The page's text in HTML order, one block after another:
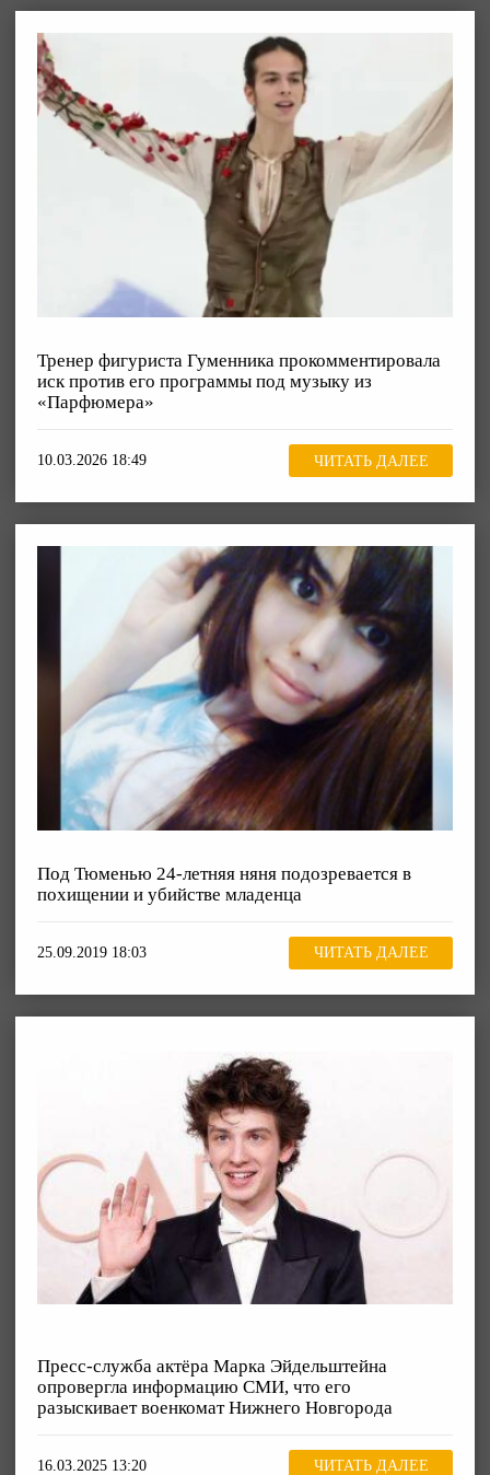
Тренер фигуриста Гуменника прокомментировала
иск против его программы под музыку из
«Парфюмера»
10.03.2026 18:49 ЧИТАТЬ ДАЛЕЕ
Под Тюменью 24-летняя няня подозревается в
похищении и убийстве младенца
25.09.2019 18:03 ЧИТАТЬ ДАЛЕЕ
Пресс-служба актёра Марка Эйдельштейна
опровергла информацию СМИ, что его
разыскивает военкомат Нижнего Новгорода
16.03.2025 13:20 ЧИТАТЬ ДАЛЕЕ